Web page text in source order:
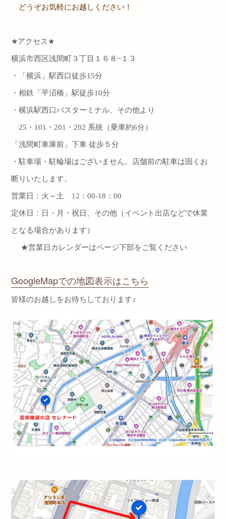
どうぞお気軽にお越しください！
★アクセス★
横浜市西区浅間町３丁目１６８− １３
・「横浜」駅西口徒歩15分
・相鉄「平沼橋」駅徒歩10分
・横浜駅西口バスターミナル、その他より
25 ・ 101 ・ 201 ・ 202 系統（乗車約6分）
「浅間町車庫前」下車 徒歩５分
・駐車場・駐輪場はございません。店舗前の駐車は固くお
断りいたします。
営業日：火～土 12 ： 00-18 ： 00
定休日：日・月・祝日、その他（イベント出店などで休業
となる場合があります）
★営業日カレンダーはページ下部をご覧ください
GoogleMapでの地図表示はこちら
皆様のお越しをお待ちしております♪